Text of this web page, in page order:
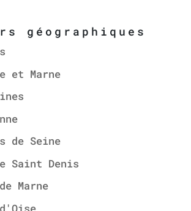
géographiques
et Marne
de Seine
Saint Denis
Marne